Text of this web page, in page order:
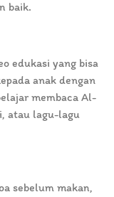
baik.
edukasi yang bisa
anak dengan
membaca Al-
atau lagu-lagu
sebelum makan,